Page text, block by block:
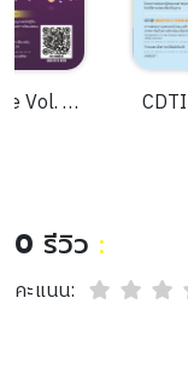
CDTI
0 รีวิว :
คะแนน: